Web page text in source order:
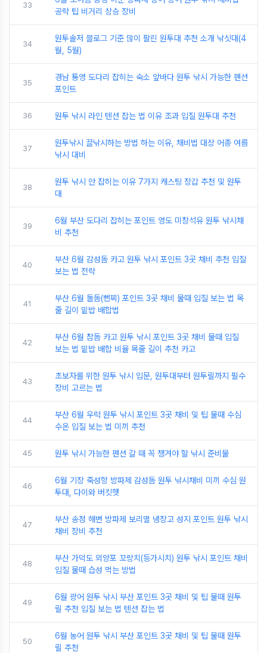
33
공략 팁 비거리 상승 장비
34
원투솔저 블로그 기준 많이 팔린 원투대 추천 소개 낚싯대(4
월, 5월)
35
경남 통영 도다리 잡히는 숙소 앞바다 원투 낚시 가능한 펜션
포인트
36 원투 낚시 라인 텐션 잡는 법 이유 조과 입질 원투대 추천
37
원투낚시 끌낚시하는 방법 하는 이유, 채비법 대상 어종 여름
낚시 대비
38
원투 낚시 안 잡히는 이유 7가지 캐스팅 장갑 추천 및 원투
대
39
6월 부산 도다리 잡히는 포인트 영도 미창석유 원투 낚시채
비 추천
40
부산 6월 감성돔 카고 원투 낚시 포인트 3곳 채비 추천 입질
보는 법 전략
41
부산 6월 돌돔(뻰찌) 포인트 3곳 채비 물때 입질 보는 법 목
줄 길이 밑밥 배합법
42
부산 6월 참돔 카고 원투 낚시 포인트 3곳 채비 물때 입질
보는 법 밑밥 배합 비율 목줄 길이 추천 카고
43
초보자를 위한 원투 낚시 입문, 원투대부터 원투릴까지 필수
장비 고르는 법
44
부산 6월 우럭 원투 낚시 포인트 3곳 채비 및 팁 물때 수심
수온 입질 보는 법 미끼 추천
45 원투 낚시 가능한 펜션 갈 때 꼭 챙겨야 할 낚시 준비물
46
6월 기장 죽성항 방파제 감성돔 원투 낚시채비 미끼 수심 원
투대, 다이와 버킷햇
47
부산 송정 해변 방파제 보리멸 냉장고 성지 포인트 원투 낚시
채비 장비 추천
48
부산 가덕도 외양포 꼬랑치(등가시치) 원투 낚시 포인트 채비
입질 물때 습성 먹는 방법
49
6월 광어 원투 낚시 부산 포인트 3곳 채비 및 팁 물때 원투
릴 추천 입질 보는 법 텐션 잡는 법
50
6월 농어 원투 낚시 부산 포인트 3곳 채비 및 팁 물때 원투
릴 추천